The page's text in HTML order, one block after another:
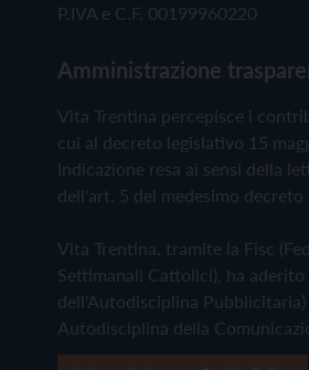
P.IVA e C.F. 00199960220
Amministrazione
Vita Trentina percepisce i
cui al decreto legislativo 15
Indicazione resa ai sensi della
dell'art. 5 del medesimo decreto
Vita Trentina, tramite la Fisc
Settimanali Cattolici), ha
dell'Autodisciplina
Autodisciplina della